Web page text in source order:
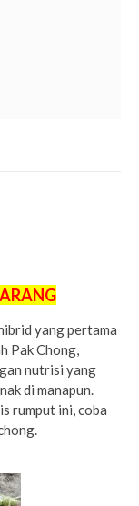
yang pertama
Pak Chong,
nutrisi yang
di manapun.
rumput ini, coba